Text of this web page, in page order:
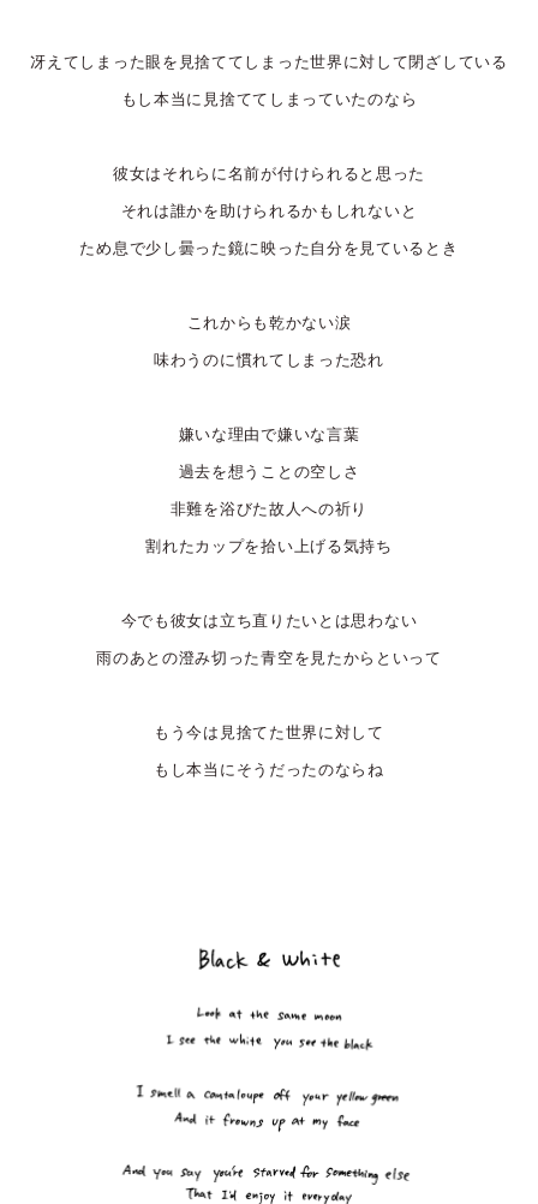
冴えてしまった眼を見捨ててしまった世界に対して閉ざしている
もし本当に見捨ててしまっていたのなら
彼女はそれらに名前が付けられると思った
それは誰かを助けられるかもしれないと
ため息で少し曇った鏡に映った自分を見ているとき
これからも乾かない涙
味わうのに慣れてしまった恐れ
嫌いな理由で嫌いな言葉
過去を想うことの空しさ
非難を浴びた故人への祈り
割れたカップを拾い上げる気持ち
今でも彼女は立ち直りたいとは思わない
雨のあとの澄み切った青空を見たからといって
もう今は見捨てた世界に対して
もし本当にそうだったのならね